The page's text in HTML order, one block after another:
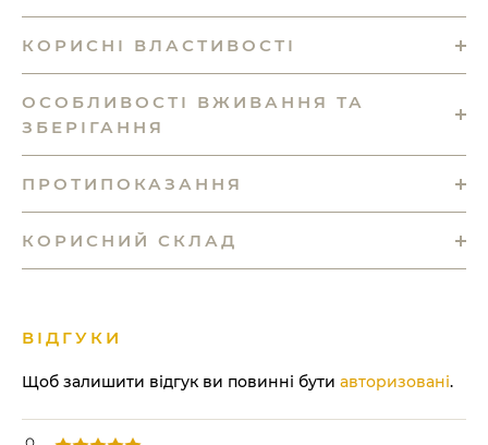
КОРИСНІ ВЛАСТИВОСТІ
ОСОБЛИВОСТІ ВЖИВАННЯ ТА
ЗБЕРІГАННЯ
ПРОТИПОКАЗАННЯ
КОРИСНИЙ СКЛАД
ВІДГУКИ
Щоб залишити відгук ви повинні бути авторизовані.